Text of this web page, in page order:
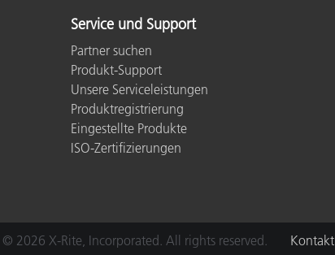
Service und Support
Partner suchen
Produkt-Support
Unsere Serviceleistungen
Produktregistrierung
Eingestellte Produkte
ISO-Zertifizierungen
© 2026 X-Rite, Incorporated. All rights reserved. Kontakt